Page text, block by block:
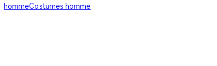
hommeCostumes homme